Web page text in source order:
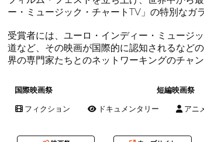
ー・ミュージック・チャートTV」の特別なガ
受賞者には、ユーロ・インディー・ミュージ
道など、その映画が国際的に認知されるなど
界の専門家たちとのネットワーキングのチャン
国際映画祭 短編映画祭
フィクション ドキュメンタリー アニ